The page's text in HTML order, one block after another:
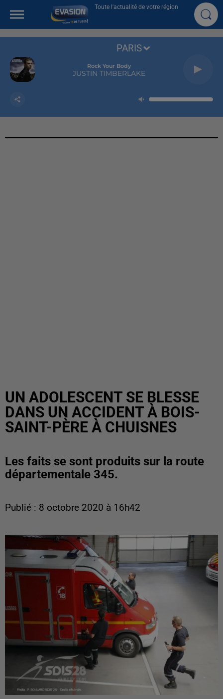
Toute l'actualité de votre région
Rock Your Body
JUSTIN TIMBERLAKE
PARIS
UN ADOLESCENT SE BLESSE
DANS UN ACCIDENT À BOIS-
SAINT-PÈRE À CHUISNES
Les faits se sont produits sur la route
départementale 345.
Publié : 8 octobre 2020 à 16h42